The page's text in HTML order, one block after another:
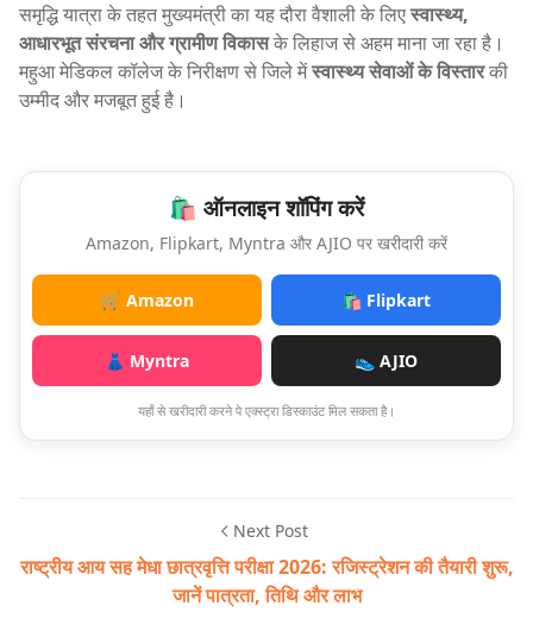
समृद्धि यात्रा के तहत मुख्यमंत्री का यह दौरा वैशाली के लिएस्वास्थ्य,
आधारभूत संरचना और ग्रामीण विकासके लिहाज से अहम माना जा रहा है।
महुआ मेडिकल कॉलेज के निरीक्षण से जिले मेंस्वास्थ्य सेवाओं के विस्तारकी
उम्मीद और मजबूत हुई है।
🛍️ ऑनलाइन शॉपिंग करें
Amazon, Flipkart, Myntra और AJIO पर खरीदारी करें
🛒 Amazon 🛍️ Flipkart
👗 Myntra 👟 AJIO
यहाँ से खरीदारी करने पे एक्स्ट्रा डिस्काउंट मिल सकता है।
Next Post
राष्ट्रीय आय सह मेधा छात्रवृत्ति परीक्षा 2026: रजिस्ट्रेशन की तैयारी शुरू,
जानें पात्रता, तिथि और लाभ